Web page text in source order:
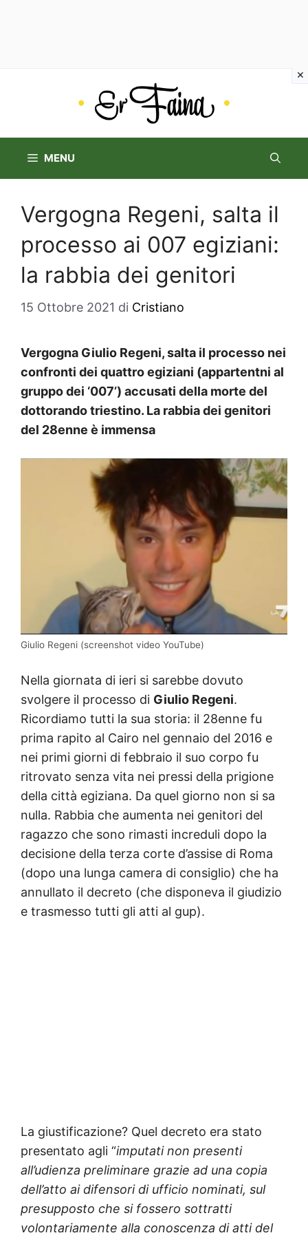
MENU
Vergogna Regeni, salta il
processo ai 007 egiziani:
la rabbia dei genitori
15 Ottobre 2021 di Cristiano
Vergogna Giulio Regeni, salta il processo nei
confronti dei quattro egiziani (appartentni al
gruppo dei ‘007’) accusati della morte del
dottorando triestino. La rabbia dei genitori
del 28enne è immensa
Giulio Regeni (screenshot video YouTube)
Nella giornata di ieri si sarebbe dovuto
svolgere il processo di Giulio Regeni.
Ricordiamo tutti la sua storia: il 28enne fu
prima rapito al Cairo nel gennaio del 2016 e
nei primi giorni di febbraio il suo corpo fu
ritrovato senza vita nei pressi della prigione
della città egiziana. Da quel giorno non si sa
nulla. Rabbia che aumenta nei genitori del
ragazzo che sono rimasti increduli dopo la
decisione della terza corte d’assise di Roma
(dopo una lunga camera di consiglio) che ha
annullato il decreto (che disponeva il giudizio
e trasmesso tutti gli atti al gup).
La giustificazione? Quel decreto era stato
presentato agli “imputati non presenti
all’udienza preliminare grazie ad una copia
dell’atto ai difensori di ufficio nominati, sul
presupposto che si fossero sottratti
volontariamente alla conoscenza di atti del